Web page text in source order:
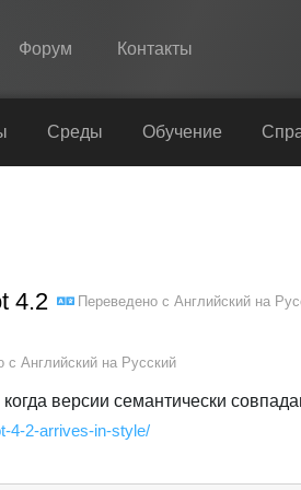
Форум Контакты
Spine
Обучение
Справка
Попробовать
Купить
Среды Обучение
4.2 Переведено с Английский на
с Английский на Русский
версии семантически
4-2-arrives-in-style/